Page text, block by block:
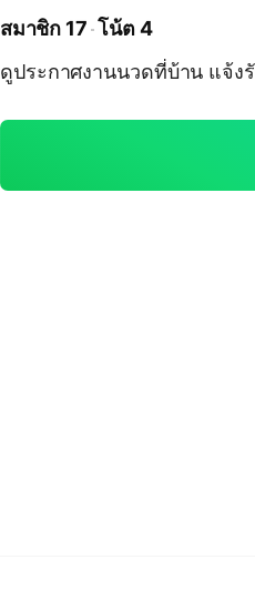
สมาชิก 17 โน้ต 4
ดูประกาศงานนวดที่บ้าน แจ้ง